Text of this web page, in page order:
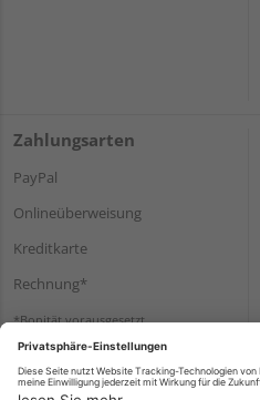
Zahlungsarten
PayPal
Onlineüberweisung
Kreditkarte
Rechnung*
*Bonität vorausgesetzt